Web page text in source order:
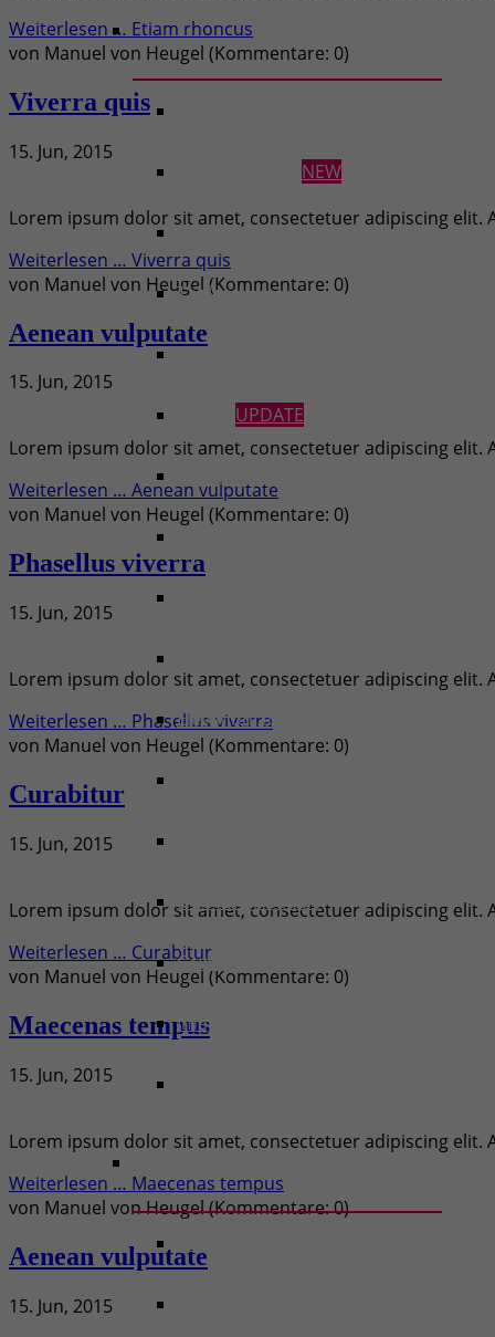
NEW
Hyperlinks
Tables
Text / Images
UPDATE
Elevation Zoom Gallery
Iconbox (Header)
Grid-Gallery
Image/Text Box
Weiterlesen … Etiam rhoncus
von Manuel von Heugel (Kommentare: 0)
Viverra quis
15. Jun, 2015
Lorem ipsum dolor sit amet, consectetuer adipiscing elit.
Weiterlesen … Viverra quis
von Manuel von Heugel (Kommentare: 0)
Aenean vulputate
15. Jun, 2015
Lorem ipsum dolor sit amet, consectetuer adipiscing elit.
Weiterlesen … Aenean vulputate
von Manuel von Heugel (Kommentare: 0)
Phasellus viverra
15. Jun, 2015
Lorem ipsum dolor sit amet, consectetuer adipiscing elit.
Weiterlesen … Phasellus viverra
von Manuel von Heugel (Kommentare: 0)
Curabitur
15. Jun, 2015
Lorem ipsum dolor sit amet, consectetuer adipiscing elit.
Weiterlesen … Curabitur
von Manuel von Heugel (Kommentare: 0)
Maecenas tempus
15. Jun, 2015
Lorem ipsum dolor sit amet, consectetuer adipiscing elit.
Weiterlesen … Maecenas tempus
von Manuel von Heugel(Kommentare: 0)
Aenean vulputate
15. Jun, 2015